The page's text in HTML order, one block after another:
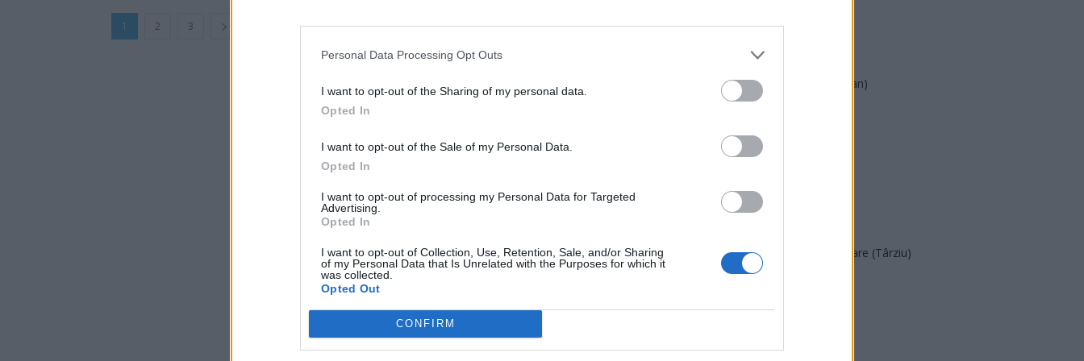
Personal Data Processing Opt Outs
I want to opt-out of the Sharing of my personal data.
Opted In
I want to opt-out of the Sale of my Personal Data.
Opted In
I want to opt-out of processing my Personal Data for Targeted
Advertising.
Opted In
I want to opt-out of Collection, Use, Retention, Sale, and/or Sharing
of my Personal Data that Is Unrelated with the Purposes for which it
was collected.
Opted Out
CONFIRM
1 2 3 Pagina 1 din 3
PMP (Tomac)
Forța Dreptei (L. Orban)
SENS
POT (Gavrilă)
Acțiunea Conservatoare (Târziu)
PDF (Lazarus)
PNCR (Terheș)